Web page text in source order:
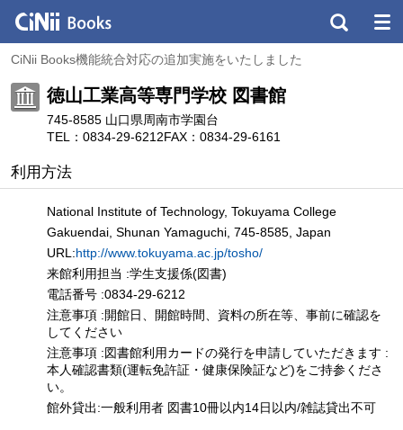
CiNii Books機能統合対応の追加実施をいたしました
徳山工業高等専門学校 図書館
745-8585 山口県周南市学園台
TEL：0834-29-6212FAX：0834-29-6161
利用方法
National Institute of Technology, Tokuyama College
Gakuendai, Shunan Yamaguchi, 745-8585, Japan
URL:http://www.tokuyama.ac.jp/tosho/
来館利用担当 :学生支援係(図書)
電話番号 :0834-29-6212
注意事項 :開館日、開館時間、資料の所在等、事前に確認を
してください
注意事項 :図書館利用カードの発行を申請していただきます :
本人確認書類(運転免許証・健康保険証など)をご持参くださ
い。
館外貸出:一般利用者 図書10冊以内14日以内/雑誌貸出不可